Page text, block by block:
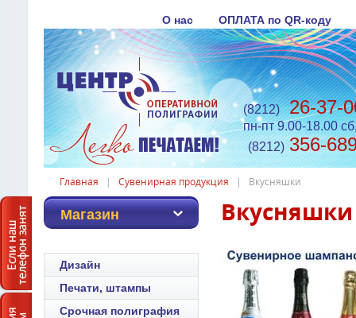
О нас ОПЛАТА по QR-коду
(8212) 26-37-
пн-пт 9.00-18.00
(8212) 356-
Главная Сувенирная продукция Вкусняшки
Вкусняшки
Магазин
Дизайн
Печати, штампы
Срочная полиграфия